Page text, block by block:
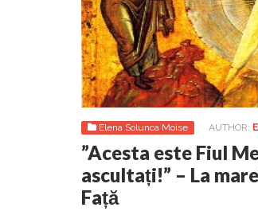
Elena Solunca Moise AUTHOR:
”Acesta este Fiul
ascultați!” – La
Față